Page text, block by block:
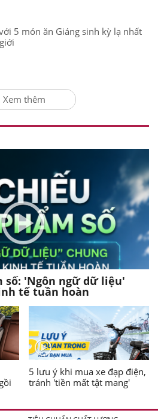
5 món ăn Giáng sinh kỳ lạ nhất
Xem thêm
số: 'Ngôn ngữ dữ liệu'
tế tuần hoàn
5 lưu ý khi mua xe đạp điện,
tránh 'tiền mất tật mang'